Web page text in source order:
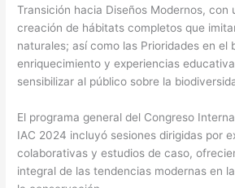
Transición hacia Diseños Modernos, con
creación de hábitats completos que
naturales; así como las Prioridades en el
enriquecimiento y experiencias
sensibilizar al público sobre la
El programa general del Congreso
IAC 2024 incluyó sesiones dirigidas por
colaborativas y estudios de caso,
integral de las tendencias modernas en